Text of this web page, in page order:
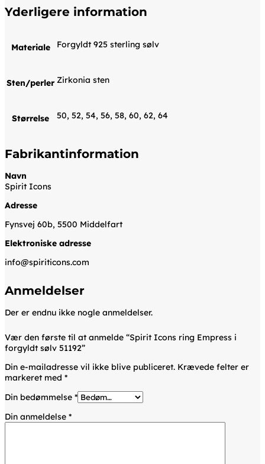
Yderligere information
Materiale Forgyldt 925 sterling sølv
Sten/perler Zirkonia sten
Størrelse 50, 52, 54, 56, 58, 60, 62, 64
Fabrikantinformation
Navn
Spirit Icons
Adresse
Fynsvej 60b, 5500 Middelfart
Elektroniske adresse
info@spiriticons.com
Anmeldelser
Der er endnu ikke nogle anmeldelser.
Vær den første til at anmelde “Spirit Icons ring Empress i
forgyldt sølv 51192”
Din e-mailadresse vil ikke blive publiceret. Krævede felter er
markeret med *
Din bedømmelse *
Din anmeldelse *